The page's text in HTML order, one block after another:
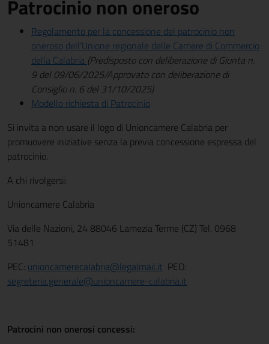
Patrocinio non oneroso
Regolamento per la concessione del patrocinio non
oneroso dell’Unione regionale delle Camere di Commercio
della Calabria (Predisposto con deliberazione di Giunta n.
9 del 09/06/2025/Approvato con deliberazione di
Consiglio n. 6 del 31/10/2025)
Modello richiesta di Patrocinio
Si invita a non usare il logo di Unioncamere Calabria per
promuovere iniziative senza la previa concessione espressa del
patrocinio.
A chi rivolgersi:
Unioncamere Calabria
Via delle Nazioni, 24 88046 Lamezia Terme (CZ) Tel. 0968
51481
PEC: unioncamerecalabria@legalmail.it PEO:
segreteria.generale@unioncamere-calabria.it
Patrocini non onerosi concessi: